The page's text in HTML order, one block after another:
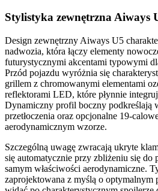
Stylistyka zewnętrzna Aiways
Design zewnętrzny Aiways U5
nadwozia, która łączy elementy
futurystycznymi akcentami typowymi
Przód pojazdu wyróżnia się
grillem z chromowanymi elementami
reflektorami LED, które płynnie
Dynamiczny profil boczny podkreślają
przetłoczenia oraz opcjonalne 19-
aerodynamicznym wzorze.
Szczególną uwagę zwracają ukryte
się automatycznie przy zbliżeniu się do
samym właściwości aerodynamiczne.
zaprojektowana z myślą o optymalnym